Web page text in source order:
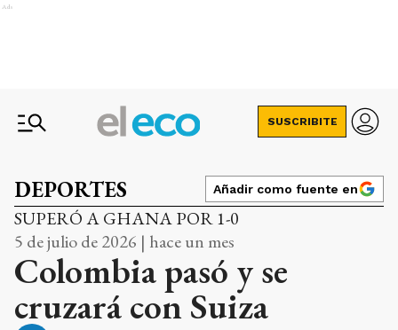
Ads
SUSCRIBITE
DEPORTES Añadir como fuente en
SUPERÓ A GHANA POR 1-0
5 de julio de 2026 | hace un mes
Colombia pasó y se
cruzará con Suiza